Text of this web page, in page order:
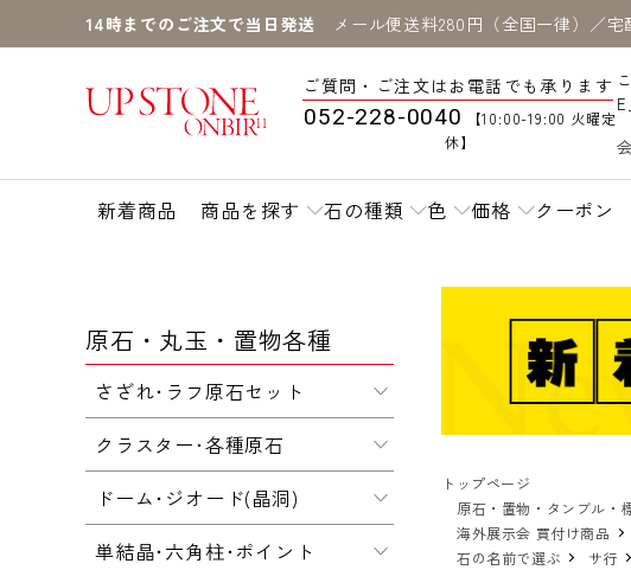
14時までのご注文で当日発送 メール便送料280円（全国一律）／
ご質問・ご注文はお電話でも承ります
052-228-0040
【10:00-19:00 火曜定
休】
新着商品 商品を探す 石の種類 色 価格 クーポン
トップページ
原石・置物・タンブル・
海外展示会 買付け商品
石の名前で選ぶ
サ行
原石・丸玉・置物各種
さざれ･ラフ原石セット
クラスター･各種原石
ドーム･ジオード(晶洞)
単結晶･六角柱･ポイント